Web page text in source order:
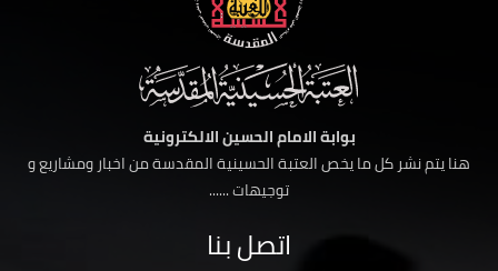
بوابة الامام الحسين الالكترونية
هنا يتم نشر كل ما يخص العتبة الحسينية المقدسة من اخبار ومشاريع و
توجيهات ......
اتصل بنا